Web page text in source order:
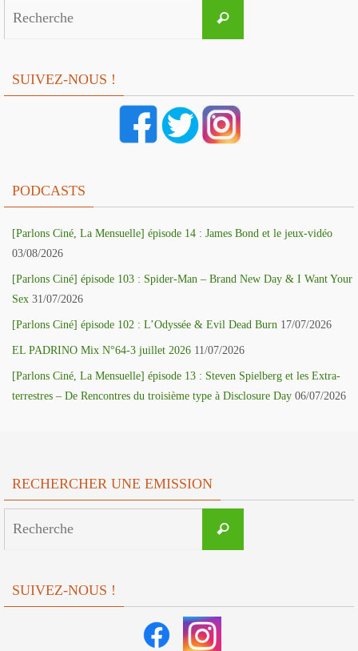
Recherche
SUIVEZ-NOUS !
PODCASTS
[Parlons Ciné, La Mensuelle] épisode 14 : James Bond et le jeux-vidéo
03/08/2026
[Parlons Ciné] épisode 103 : Spider-Man – Brand New Day & I Want Your
Sex 31/07/2026
[Parlons Ciné] épisode 102 : L’Odyssée & Evil Dead Burn 17/07/2026
EL PADRINO Mix N°64-3 juillet 2026 11/07/2026
[Parlons Ciné, La Mensuelle] épisode 13 : Steven Spielberg et les Extra-
terrestres – De Rencontres du troisième type à Disclosure Day 06/07/2026
RECHERCHER UNE EMISSION
Recherche
SUIVEZ-NOUS !